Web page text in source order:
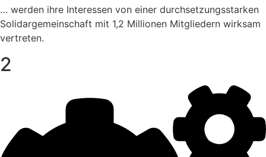
… werden ihre Inter­essen von einer durch­set­zungs­starken
Soli­dar­ge­mein­schaft mit 1,2 Millionen Mitglie­dern wirksam
vertreten.
2